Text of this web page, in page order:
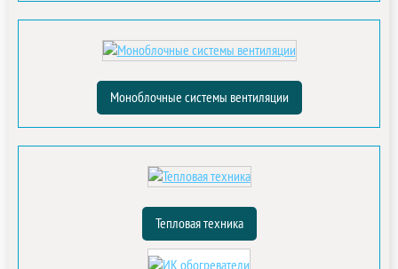
Моноблочные системы вентиляции
Тепловая техника